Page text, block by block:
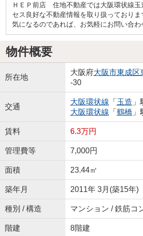
ＨＥＰ前店 住地不動産では大阪環状線玉
セス良好な不動産情報を取り扱っており
気になるのであれば、お気軽にお問い合わ
物件概要
所在地
大阪府大阪市東成区
-30
交通
大阪環状線 「 玉造
大阪環状線 「 鶴橋
賃料 6.3万円
管理費等 7,000円
面積 23.44㎡
築年月 2011年 3月(築15年)
種別 / 構造 マンション / 鉄筋コ
階建 8階建